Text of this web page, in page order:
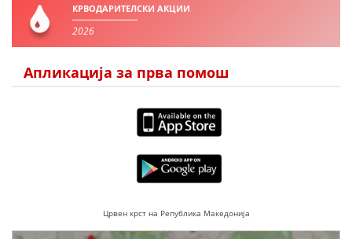
СОЦИЈАЛНО ХУМАНИТАРНА ДЕЈНОСТ
ТИМОВИ НА ООЦК
ПРОЕКТИ – ПОДГОТВЕНОСТ И ДЕЈСТВУВАЊЕ ПРИ КАТАСТРОФИ
ИСТРАЖУВАЊЕ НА ЈАВНО МИСЛЕЊЕ
КРВОДАРИТЕЛСКИ АКЦИИ
2026
Апликација за прва помош
Црвен крст на Република Македонија